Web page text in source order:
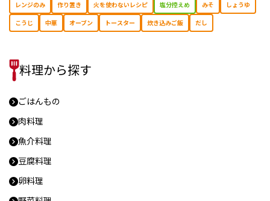
レンジのみ
作り置き ⽕を使わないレシピ 塩分控えめ みそ
しょうゆ
こうじ
中華 オーブン トースター 炊き込みご飯 だし
料理から探す
ごはんもの
肉料理
魚介料理
豆腐料理
卵料理